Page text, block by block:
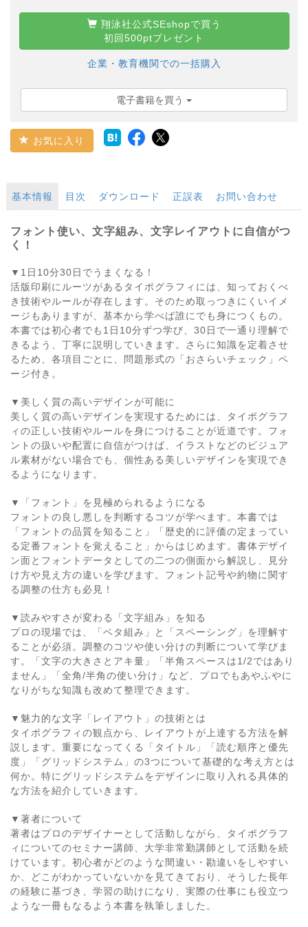
翔泳社公式SEshopで買う
初回500ptプレゼント
企業・教育機関での一括購入
電子書籍を買う
お気に入り
基本情報 目次 ダウンロード 正誤表 お問い合わせ
フォント使い、文字組み、文字レイアウトに自信がつ
く！
▼1日10分30日でうまくなる！
活版印刷にルーツがあるタイポグラフィには、知っておくべ
き技術やルールが存在します。そのため取っつきにくいイメ
ージもありますが、基本から学べば誰にでも身につくもの。
本書では初心者でも1日10分ずつ学び、30日で一通り理解で
きるよう、丁寧に説明していきます。さらに知識を定着させ
るため、各項目ごとに、問題形式の「おさらいチェック」ペ
ージ付き。
▼美しく質の高いデザインが可能に
美しく質の高いデザインを実現するためには、タイポグラフ
ィの正しい技術やルールを身につけることが近道です。フォ
ントの扱いや配置に自信がつけば、イラストなどのビジュア
ル素材がない場合でも、個性ある美しいデザインを実現でき
るようになります。
▼「フォント」を見極められるようになる
フォントの良し悪しを判断するコツが学べます。本書では
「フォントの品質を知ること」「歴史的に評価の定まってい
る定番フォントを覚えること」からはじめます。書体デザイ
ン面とフォントデータとしての二つの側面から解説し、見分
け方や見え方の違いを学びます。フォント記号や約物に関す
る調整の仕方も必見！
▼読みやすさが変わる「文字組み」を知る
プロの現場では、「ベタ組み」と「スペーシング」を理解す
ることが必須。調整のコツや使い分けの判断について学びま
す。「文字の大きさとアキ量」「半角スペースは1/2ではあり
ません」「全角/半角の使い分け」など、プロでもあやふやに
なりがちな知識も改めて整理できます。
▼魅力的な文字「レイアウト」の技術とは
タイポグラフィの観点から、レイアウトが上達する方法を解
説します。重要になってくる「タイトル」「読む順序と優先
度」「グリッドシステム」の3つについて基礎的な考え方とは
何か。特にグリッドシステムをデザインに取り入れる具体的
な方法を紹介していきます。
▼著者について
著者はプロのデザイナーとして活動しながら、タイポグラフ
ィについてのセミナー講師、大学非常勤講師として活動を続
けています。初心者がどのような間違い・勘違いをしやすい
か、どこがわかっていないかを見てきており、そうした長年
の経験に基づき、学習の助けになり、実際の仕事にも役立つ
ような一冊もなるよう本書を執筆しました。